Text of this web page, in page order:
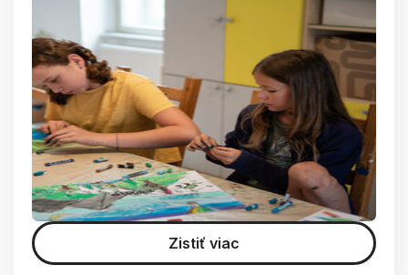
Zistiť viac